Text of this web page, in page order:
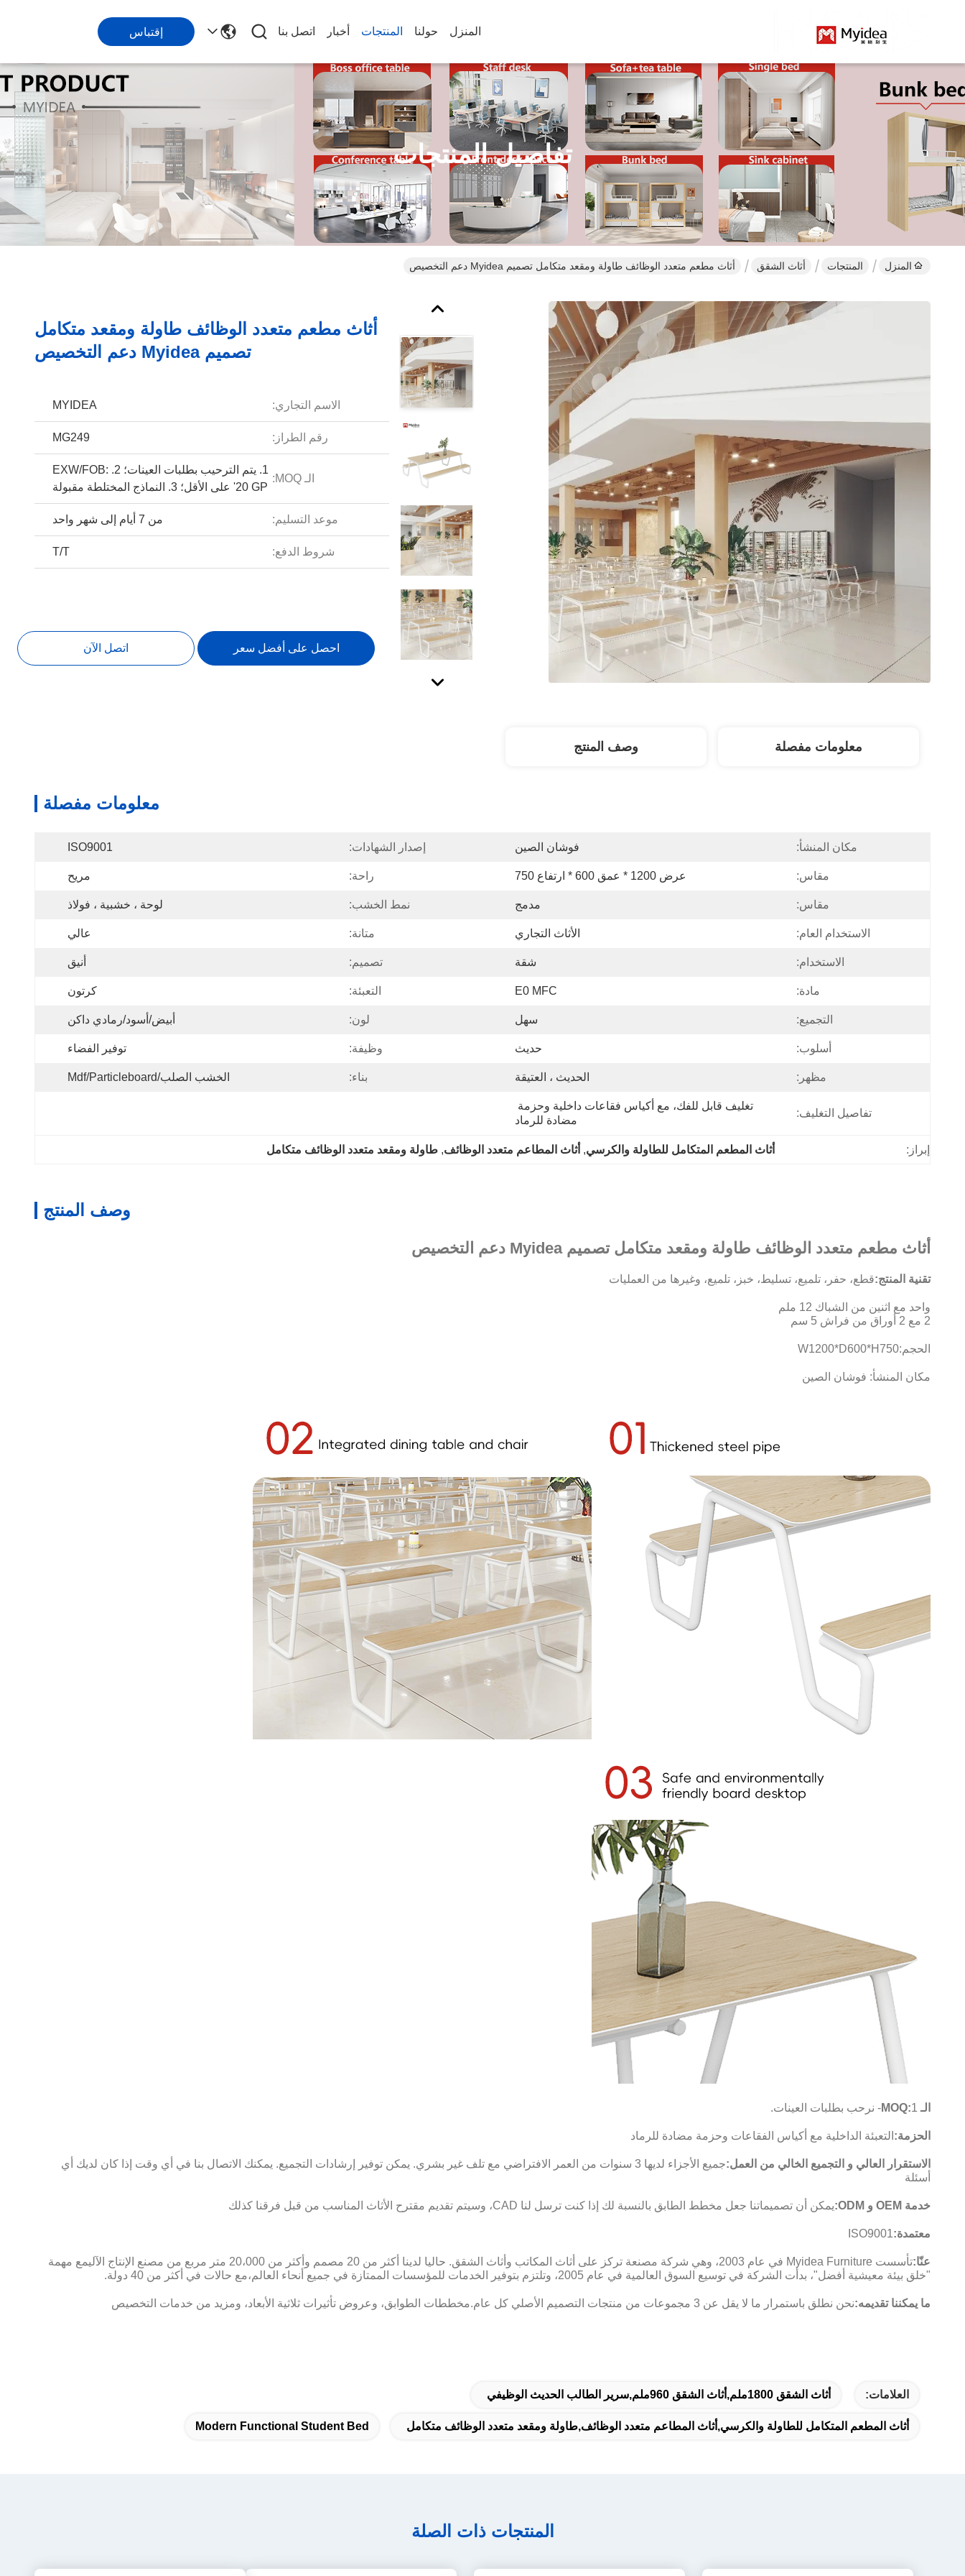
المنزل حولنا المنتجات أخبار اتصل بنا إقتباس
تفاصيل المنتجات
المنزل المنتجات أثاث الشقق أثاث مطعم متعدد الوظائف طاولة ومقعد متكامل تصميم Myidea دعم التخصيص
أثاث مطعم متعدد الوظائف طاولة ومقعد متكامل
تصميم Myidea دعم التخصيص
الاسم التجاري: MYIDEA
رقم الطراز: MG249
الـ MOQ:
1. يتم الترحيب بطلبات العينات؛ 2. EXW/FOB:
20 ​​GP' على الأقل؛ 3. النماذج المختلطة مقبولة
موعد التسليم: من 7 أيام إلى شهر واحد
شروط الدفع: T/T
احصل على أفضل سعر اتصل الآن
معلومات مفصلة وصف المنتج
معلومات مفصلة
مكان المنشأ: فوشان الصين إصدار الشهادات: ISO9001
مقاس: عرض 1200 * عمق 600 * ارتفاع 750 راحة: مريح
مقاس: مدمج نمط الخشب: لوحة ، خشبية ، فولاذ
الاستخدام العام: الأثاث التجاري متانة: عالي
الاستخدام: شقة تصميم: أنيق
مادة: E0 MFC التعبئة: كرتون
التجميع: سهل لون: أبيض/أسود/رمادي داكن
أسلوب: حديث وظيفة: توفير الفضاء
مظهر: الحديث ، العتيقة بناء: الخشب الصلب/mdf/particleboard
تفاصيل التغليف:
مضادة للرماد
إبراز: أثاث المطعم المتكامل للطاولة والكرسي, أثاث المطاعم متعدد الوظائف, طاولة ومقعد متعدد الوظائف متكامل
وصف المنتج
أثاث مطعم متعدد الوظائف طاولة ومقعد متكامل تصميم Myidea دعم التخصيص
تقنية المنتج:قطع، حفر، تلميع، تسليط، خبز، تلميع، وغيرها من العمليات
واحد مع اثنين من الشباك 12 ملم
2 مع 2 أوراق من فراش 5 سم
الحجم:W1200*D600*H750
مكان المنشأ: فوشان الصين
الـ MOQ: 1- نرحب بطلبات العينات.
الحزمة: التعبئة الداخلية مع أكياس الفقاعات وحزمة مضادة للرماد
الاستقرار العالي و التجميع الخالي من العمل:
جميع الأجزاء لديها 3 سنوات من العمر الافتراضي مع تلف غير بشري. يمكن توفير إرشادات التجميع. يمكنك الاتصال بنا في أي وقت إذا كان لديك أي
أسئلة
خدمة OEM و ODM: يمكن أن تصميماتنا جعل مخطط الطابق بالنسبة لك إذا كنت ترسل لنا CAD، وسيتم تقديم مقترح الأثاث المناسب من قبل فرقنا كذلك
معتمدة:ISO9001
عنّا:
تأسست Myidea Furniture في عام 2003، وهي شركة مصنعة تركز على أثاث المكاتب وأثاث الشقق. حاليا لدينا أكثر من 20 مصمم وأكثر من 20،000 متر مربع من مصنع الإنتاج الآليمع مهمة
"خلق بيئة معيشية أفضل"، بدأت الشركة في توسيع السوق العالمية في عام 2005، وتلتزم بتوفير الخدمات للمؤسسات الممتازة في جميع أنحاء العالم،مع حالات في أكثر من 40 دولة.
ما يمكننا تقديمه:نحن نطلق باستمرار ما لا يقل عن 3 مجموعات من منتجات التصميم الأصلي كل عام.مخططات الطوابق، وعروض تأثيرات ثلاثية الأبعاد، ومزيد من خدمات التخصيص
العلامات: أثاث الشقق 1800ملم,أثاث الشقق 960ملم,سرير الطالب الحديث الوظيفي
أثاث المطعم المتكامل للطاولة والكرسي,أثاث المطاعم متعدد الوظائف,طاولة ومقعد متعدد الوظائف متكامل Modern Functional Student Bed
المنتجات ذات الصلة